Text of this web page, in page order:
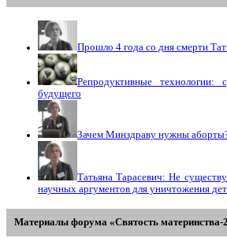
Прошло 4 года со дня смерти
Репродуктивные технологии:
будущего
Зачем Минздраву нужны
Татьяна Тарасевич: Не
научных аргументов для уничтожения
Материалы форума «Святость материнства-